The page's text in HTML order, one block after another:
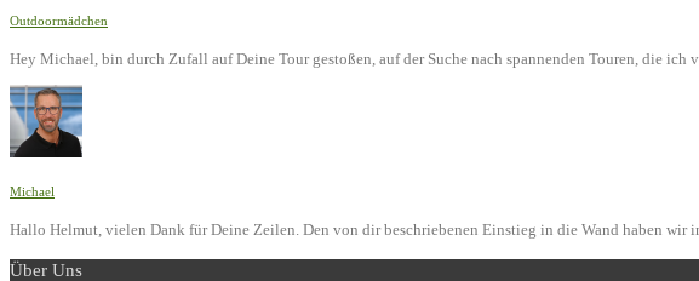
Outdoormädchen
Hey Michael, bin durch Zufall auf Deine Tour gestoßen, auf der Suche nach spannenden Touren, die
Michael
Hallo Helmut, vielen Dank für Deine Zeilen. Den von dir beschriebenen Einstieg in die Wand haben
Über Uns